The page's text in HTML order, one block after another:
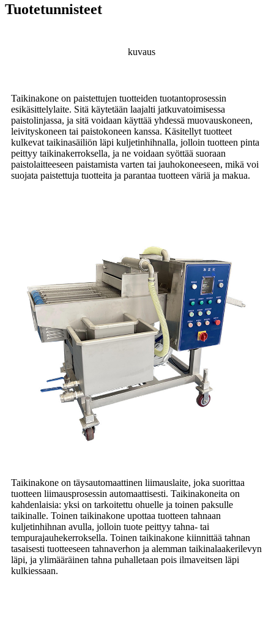
Tuotetunnisteet
kuvaus
Taikinakone on paistettujen tuotteiden tuotantoprosessin
esikäsittelylaite. Sitä käytetään laajalti jatkuvatoimisessa
paistolinjassa, ja sitä voidaan käyttää yhdessä muovauskoneen,
leivityskoneen tai paistokoneen kanssa. Käsitellyt tuotteet
kulkevat taikinasäiliön läpi kuljetinhihnalla, jolloin tuotteen pinta
peittyy taikinakerroksella, ja ne voidaan syöttää suoraan
paistolaitteeseen paistamista varten tai jauhokoneeseen, mikä voi
suojata paistettuja tuotteita ja parantaa tuotteen väriä ja makua.
Taikinakone on täysautomaattinen liimauslaite, joka suorittaa
tuotteen liimausprosessin automaattisesti. Taikinakoneita on
kahdenlaisia: yksi on tarkoitettu ohuelle ja toinen paksulle
taikinalle. Toinen taikinakone upottaa tuotteen tahnaan
kuljetinhihnan avulla, jolloin tuote peittyy tahna- tai
tempurajauhekerroksella. Toinen taikinakone kiinnittää tahnan
tasaisesti tuotteeseen tahnaverhon ja alemman taikinalaakerilevyn
läpi, ja ylimääräinen tahna puhalletaan pois ilmaveitsen läpi
kulkiessaan.